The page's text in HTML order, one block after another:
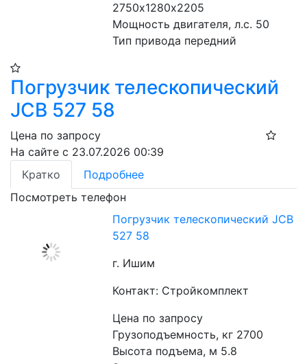
2750х1280х2205
Мощность двигателя, л.с. 50
Тип привода передний
Погрузчик телескопический
JCB 527 58
Цена по запросу
На сайте с 23.07.2026 00:39
Кратко
Подробнее
Посмотреть телефон
Погрузчик телескопический JCB
527 58
г. Ишим
Контакт: Стройкомплект
Цена по запросу
Грузоподъемность, кг 2700
Высота подъема, м 5.8